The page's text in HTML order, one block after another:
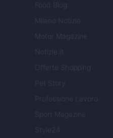
Food Blog
Milano Notizie
Motor Magazine
Notizie.it
Offerte Shopping
Pet Story
Professione Lavoro
Sport Magazine
Style24